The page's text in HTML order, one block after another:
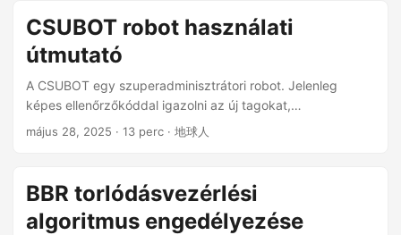
információ vagy anyag törlésére vagy szerkesztésére. ...
CSUBOT robot használati
útmutató
A CSUBOT egy szuperadminisztrátori robot. Jelenleg
képes ellenőrzőkóddal igazolni az új tagokat,
automatikusan megakadályozva a kéretlen robotokat a
május 28, 2025 · 13 perc · 地球人
BBR torlódásvezérlési
algoritmus engedélyezése